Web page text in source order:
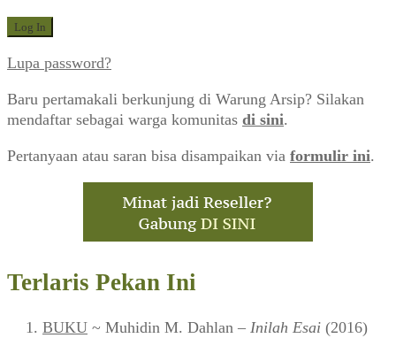
Lupa password?
Baru pertamakali berkunjung di Warung Arsip? Silakan
mendaftar sebagai warga komunitas di sini.
Pertanyaan atau saran bisa disampaikan via formulir ini.
Terlaris Pekan Ini
BUKU ~ Muhidin M. Dahlan – Inilah Esai (2016)